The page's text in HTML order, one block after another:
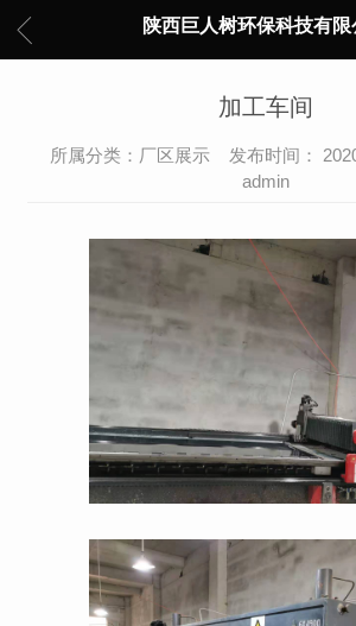
陕西巨人树环保科技有限
加工车间
所属分类：厂区展示 发布时间：
admin